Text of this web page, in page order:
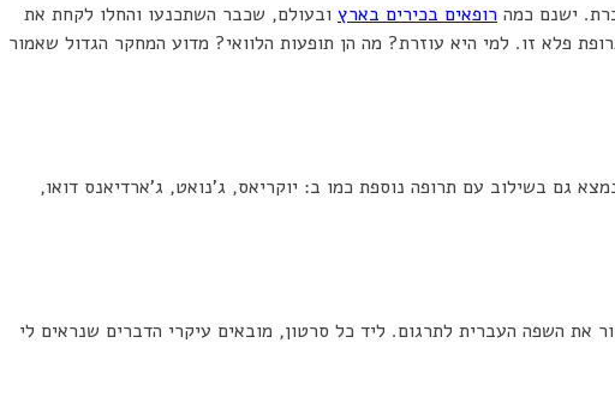
ישנם כמה רופאים בכירים בארץ ובעולם, שכבר השתכנעו והחלו לקחת את
פלא זו. למי היא עוזרת? מה הן תופעות הלוואי? מדוע המחקר הגדול שאמור
גם בשילוב עם תרופה נוספת כמו ב: יוקריאס, ג’נואט, ג’ארדיאנס דואו,
את השפה העברית לתרגום. ליד כל סרטון, מובאים עיקרי הדברים שנראים לי